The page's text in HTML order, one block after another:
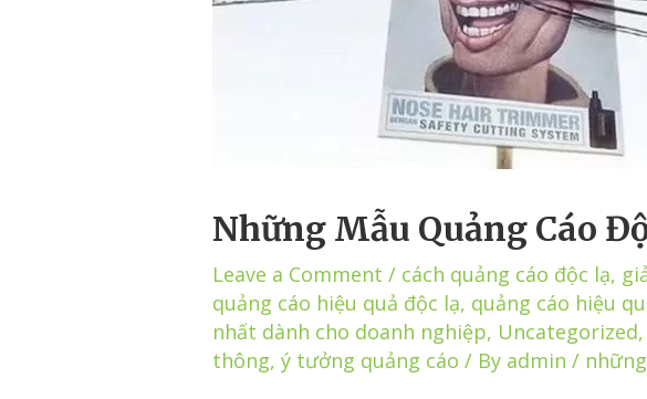
Những Mẫu Quảng Cáo
Leave a Comment / cách quảng cáo độc lạ,
quảng cáo hiệu quả độc lạ, quảng cáo hiệu
nhất dành cho doanh nghiệp, Uncategorized
thông,ý tưởng quảng cáo / By admin /